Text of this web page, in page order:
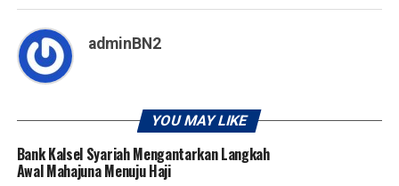
adminBN2
YOU MAY LIKE
Bank Kalsel Syariah Mengantarkan Langkah
Awal Mahajuna Menuju Haji